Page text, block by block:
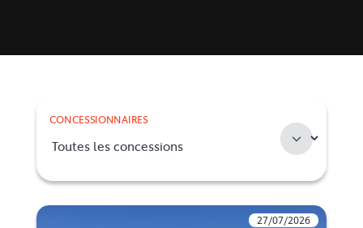
CONCESSIONNAIRES
27/07/2026